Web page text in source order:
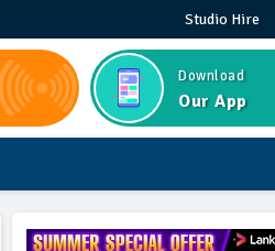
Studio Hire
Download
Our App